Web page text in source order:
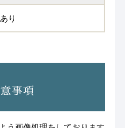
り
事項